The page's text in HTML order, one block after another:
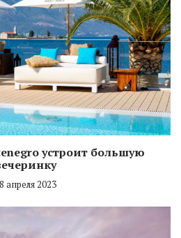
устроит большую
апреля 2023